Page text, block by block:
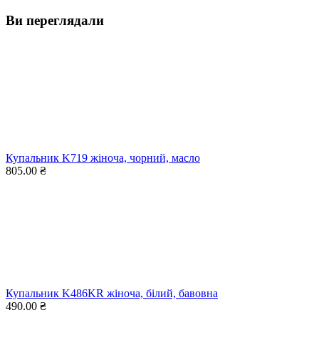
Ви переглядали
Купальник K719 жіноча, чорний, масло
805.00 ₴
Купальник K486KR жіноча, білий, бавовна
490.00 ₴